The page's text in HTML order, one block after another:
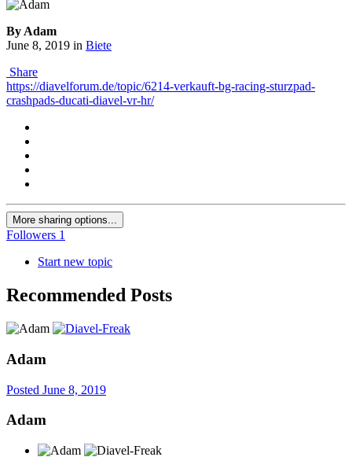
By Adam
June 8, 2019 in Biete
Share
https://diavelforum.de/topic/6214-verkauft-bg-racing-sturzpad-
crashpads-ducati-diavel-vr-hr/
More sharing options...
Followers 1
Start new topic
Recommended Posts
Adam
Posted June 8, 2019
Adam